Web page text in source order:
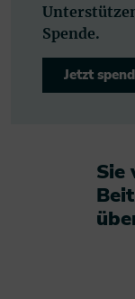
Spende.
Jetzt
Sie